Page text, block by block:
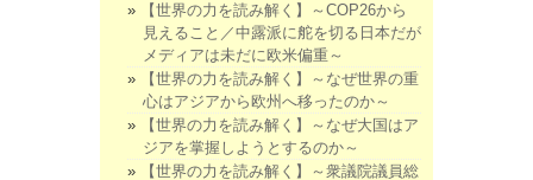
【世界の力を読み解く】～COP26から
見えること／中露派に舵を切る日本だが
メディアは未だに欧米偏重～
【世界の力を読み解く】～なぜ世界の重
心はアジアから欧州へ移ったのか～
【世界の力を読み解く】～なぜ大国はア
ジアを掌握しようとするのか～
【世界の力を読み解く】～衆議院議員総